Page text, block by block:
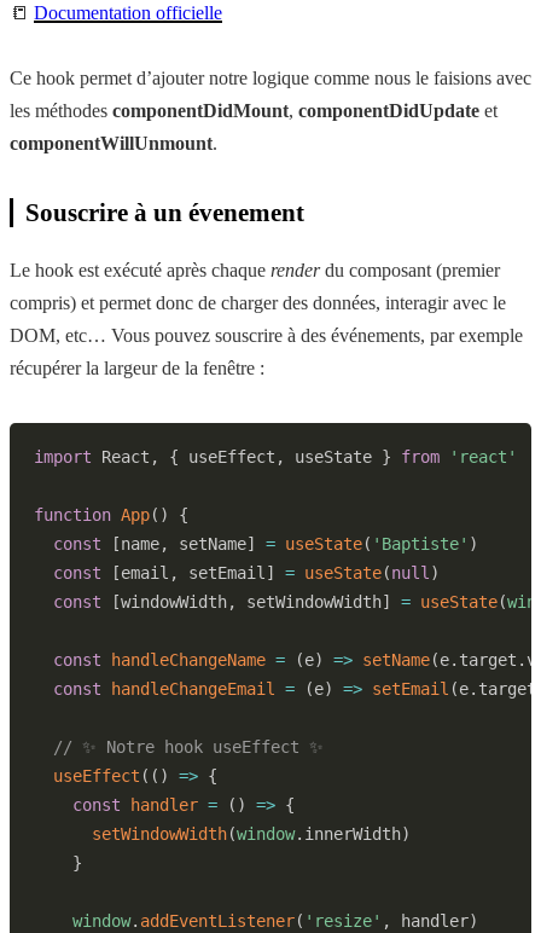
📒 Documentation officielle
Ce hook permet d’ajouter notre logique comme nous le faisions avec
les méthodes componentDidMount, componentDidUpdate et
componentWillUnmount.
Souscrire à un évenement
Le hook est exécuté après chaque renderdu composant (premier
compris) et permet donc de charger des données, interagir avec le
DOM, etc… Vous pouvez souscrire à des événements, par exemple
récupérer la largeur de la fenêtre :
import React , { useEffect , useState } from 'react'
function App( )
{
const
[name, setName] = useState( 'Baptiste' )
const
[email , setEmail] = useState(null)
const
[windowWidth, setWindowWidth] = useState(
const handleChangeName = (e) => setName(e. target .
const
handleChangeEmail = (e) => setEmail (e. target
// ✨ Notre hook useEffect ✨
useEffect ( ( ) => {
const
handler = ( ) => {
setWindowWidth(window. innerWidth)
}
window. addEventListener( 'resize' , handler)